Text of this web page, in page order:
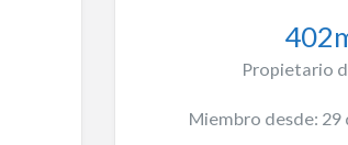
Propietario
Miembro desde: 29